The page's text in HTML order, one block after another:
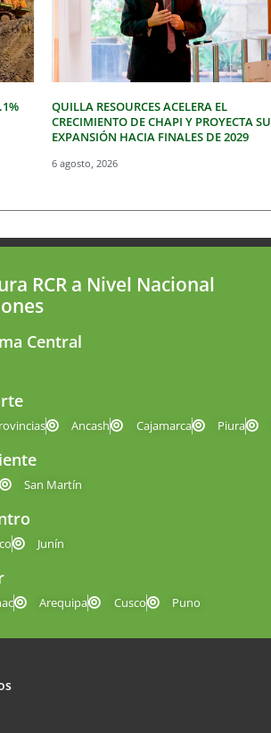
QUILLA RESOURCES ACELERA EL
CRECIMIENTO DE CHAPI Y PROYECTA SU
EXPANSIÓN HACIA FINALES DE 2029
6 agosto, 2026
RCR a Nivel Nacional
Central
Ancash Cajamarca Piura
San Martín
Junín
Arequipa Cusco Puno